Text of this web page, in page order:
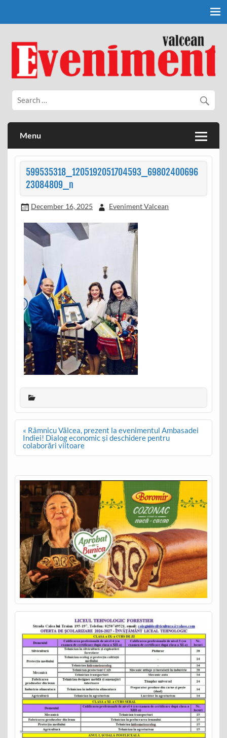
Eveniment Valcean
Menu
599535318_1205192051704593_69802400696
23084809_n
December 16, 2025 Eveniment Valcean
Post
navigation
« Râmnicu Vâlcea, prezent la evenimentul Ambasadei
Indiei! Dialog economic și deschidere pentru
colaborări viitoare